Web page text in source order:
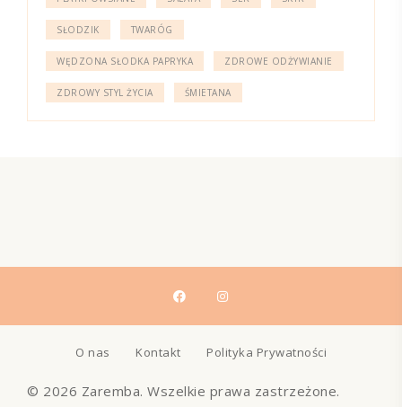
SŁODZIK TWARÓG
WĘDZONA SŁODKA PAPRYKA ZDROWE ODŻYWIANIE
ZDROWY STYL ŻYCIA ŚMIETANA
O nas Kontakt Polityka Prywatności
© 2026 Zaremba. Wszelkie prawa zastrzeżone.